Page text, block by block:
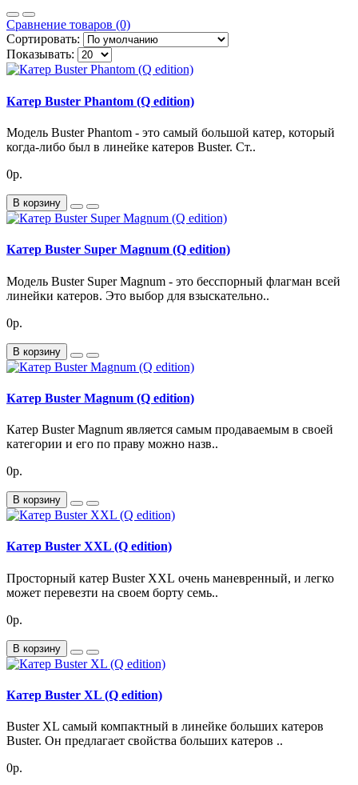
Сравнение товаров (0)
Сортировать:
Показывать:
Катер Buster Phantom (Q edition)
Модель Buster Phantom - это самый большой катер, который
когда-либо был в линейке катеров Buster. Ст..
0р.
В корзину
Катер Buster Super Magnum (Q edition)
Модель Buster Super Magnum - это бесспорный флагман всей
линейки катеров. Это выбор для взыскательно..
0р.
В корзину
Катер Buster Magnum (Q edition)
Катер Buster Magnum является самым продаваемым в своей
категории и его по праву можно назв..
0р.
В корзину
Катер Buster XXL (Q edition)
Просторный катер Buster XXL очень маневренный, и легко
может перевезти на своем борту семь..
0р.
В корзину
Катер Buster XL (Q edition)
Buster XL самый компактный в линейке больших катеров
Buster. Он предлагает свойства больших катеров ..
0р.